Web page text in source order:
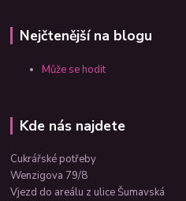
Nejčtenější na blogu
Může se hodit
Kde nás najdete
Cukrářské potřeby
Wenzigova 79/8
Vjezd do areálu z ulice Šumavská